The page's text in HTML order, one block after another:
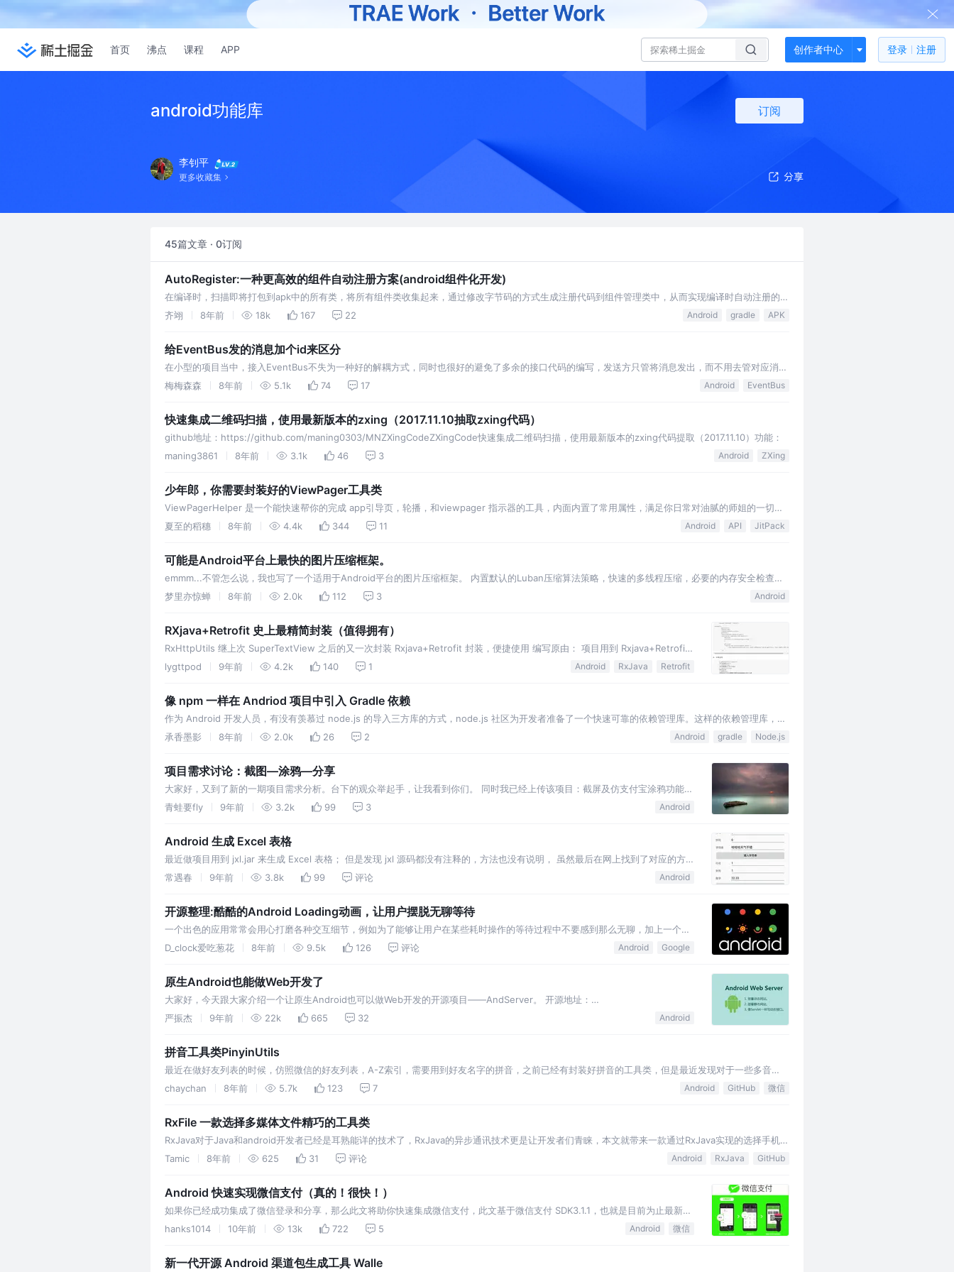
首页 沸点 课程 APP 创作者中心 登录 注册
android功能库 订阅
李钊平
更多收藏集
45篇文章 · 0订阅
AutoRegister:一种更高效的组件自动注册方案(android组件化开发)
在编译时，扫描即将打包到apk中的所有类，将所有组件类收集起来，通过修改字节码的方式生成注册代码到组件管理类中，从而实现编译时自动注册的功
能，不用再关心项目中有哪些组件类了。 特点：不需要注解，不会增加新的类；性能高，不需要反射，运行时直接调用组件的构造方法；能扫描到所有
齐翊 8年前 18k 167 22 Android gradle APK
给EventBus发的消息加个id来区分
在小型的项目当中，接入EventBus不失为一种好的解耦方式，同时也很好的避免了多余的接口代码的编写，发送方只管将消息发出，而不用去管对应消息
类型的接收方怎么处理。 然而，在使用过程中，也难免遇上了一些不好用的特性。 EventBus可以通过@Subscribe注解来声明接收方…
梅梅森森 8年前 5.1k 74 17 Android EventBus
快速集成二维码扫描，使用最新版本的zxing（2017.11.10抽取zxing代码）
github地址：https://github.com/maning0303/MNZXingCodeZXingCode快速集成二维码扫描，使用最新版本的zxing代码提取（2017.11.10）功能：
maning3861
8年前 3.1k 46 3 Android ZXing
少年郎，你需要封装好的ViewPager工具类
ViewPagerHelper 是一个能快速帮你的完成 app引导页，轮播，和viewpager 指示器的工具，内面内置了常用属性，满足你日常对油腻的师姐的一切幻
想，解放你的双手，释放你的灵魂。。。。。
夏至的稻穗 8年前 4.4k 344 11 Android API JitPack
可能是Android平台上最快的图片压缩框架。
emmm...不管怎么说，我也写了一个适用于Android平台的图片压缩框架。 内置默认的Luban压缩算法策略，快速的多线程压缩，必要的内存安全检查。
不同细粒度下可控的压缩任务，支持同步和异步的调用。 完善的外围api，方便的链式调用，拿来即可用。
梦里亦惊蝉 8年前 2.0k 112 3 Android
RXjava+Retrofit 史上最精简封装（值得拥有）
RxHttpUtils 继上次 SuperTextView 之后的又一次封装 Rxjava+Retrofit 封装，便捷使用 编写原由： 项目用到 Rxjava+Retrofit
的使用，总是感觉封装的不到位，网上也有很多类此的封装，找来找去没有一款适合自己的，无奈之下只能自己动手封装一个使用
意修改源码达到自己需要的效果，废话不多说了，请看怎么使用！
lygttpod 9年前 4.2k 140 1 Android RxJava Retrofit
像 npm 一样在 Andriod 项目中引入 Gradle 依赖
作为 Android 开发人员，有没有羡慕过 node.js 的导入三方库的方式，node.js 社区为开发者准备了一个快速可靠的依赖管理库。这样的依赖管理库，让
node.js 导入依赖库，非常的方便，一行代码就搞定了,npm install <library>。 为了搞定这…
承香墨影 8年前 2.0k 26 2 Android gradle Node.js
项目需求讨论：截图—涂鸦—分享
大家好，又到了新的一期项目需求分析。台下的观众举起手，让我看到你们。 同时我已经上传该项目：截屏及仿支付宝涂鸦功能
欢迎各位点个star哦。(⊙o⊙) 开始秋名山飘移之路 这个也是具体项目中遇到的项目需求：需要在一个特定的界面中(都是图表和各
青蛙要fly 9年前 3.2k 99 3 Android
Android 生成 Excel 表格
最近做项目用到 jxl.jar 来生成 Excel 表格； 但是发现 jxl 源码都没有注释的，方法也没有说明， 虽然最后在网上找到了对应的方
法。
常遇春 9年前 3.8k 99 评论 Android
开源整理:酷酷的Android Loading动画，让用户摆脱无聊等待
一个出色的应用常常会用心打磨各种交互细节，例如为了能够让用户在某些耗时操作的等待过程中不要感到那么无聊，加上一个有
趣的Loading动画效果将会是一个不错的选择。今天就为大家推荐Github上几个效果比较酷的优质开源项目，让你的用户可以打发
D_clock爱吃葱花 8年前 9.5k 126 评论 Android Google
原生Android也能做Web开发了
大家好，今天跟大家介绍一个让原生Android也可以做Web开发的开源项目——AndServer。 开源地址：
https://github.com/yanzhenjie/AndServer AndServer是一个Android端的Web服务器，类似Apache或者Tomcat…
严振杰 9年前 22k 665 32 Android
拼音工具类PinyinUtils
最近在做好友列表的时候，仿照微信的好友列表，A-Z索引，需要用到好友名字的拼音，之前已经有封装好拼音的工具类，但是最近发现对于一些多音
字，姓氏的处理没有做到位，比如姓氏单(shan)，由于对于多音字没有做一些处理，仅仅只是取多音字列表的第一个，所以取到的拼音是dan，所以利用
chaychan 8年前 5.7k 123 7 Android GitHub 微信
RxFile 一款选择多媒体文件精巧的工具类
RxJava对于Java和android开发者已经是耳熟能详的技术了，RxJava的异步通讯技术更是让开发者们青睐，本文就带来一款通过RxJava实现的选择手机相
册来获取多媒体的工具RxFile。
Tamic 8年前 625 31 评论 Android RxJava GitHub
Android 快速实现微信支付（真的！很快！）
如果你已经成功集成了微信登录和分享，那么此文将助你快速集成微信支付，此文基于微信支付 SDK3.1.1，也就是目前为止最新的
SDK 1）微信官方的集成文档 2）微信官方资源下载 文／Marno（简书作者） 原文链接：
hanks1014 10年前 13k 722 5 Android 微信
新一代开源 Android 渠道包生成工具 Walle